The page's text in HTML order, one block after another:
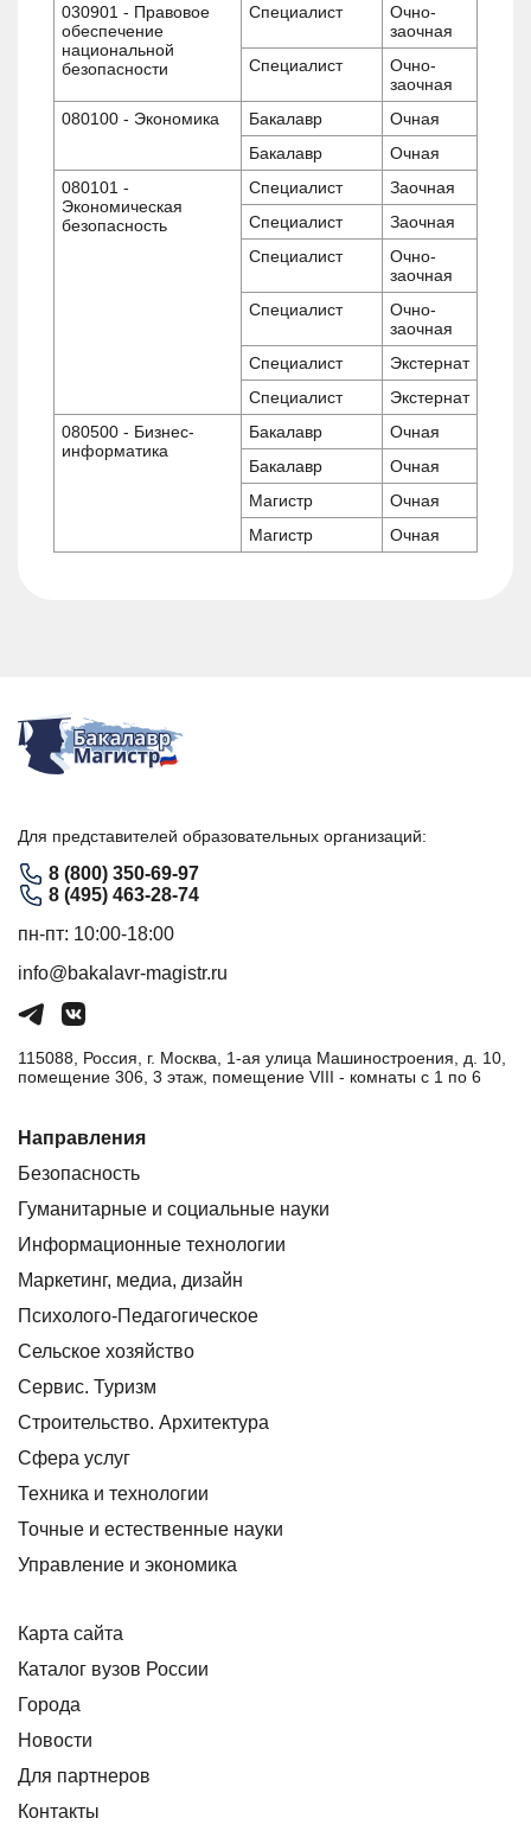
030901 - Правовое
обеспечение
национальной
безопасности
Специалист
Очно-
заочная
Специалист
Очно-
заочная
080100 - Экономика
Бакалавр
Очная
Бакалавр
Очная
080101 -
Экономическая
безопасность
Специалист
Заочная
Специалист
Заочная
Специалист
Очно-
заочная
Специалист
Очно-
заочная
Специалист
Экстернат
Специалист
Экстернат
080500 - Бизнес-
информатика
Бакалавр
Очная
Бакалавр
Очная
Магистр
Очная
Магистр
Очная
Для представителей образовательных организаций:
8 (800) 350-69-97
8 (495) 463-28-74
пн-пт: 10:00-18:00
info@bakalavr-magistr.ru
115088, Россия, г. Москва, 1-ая улица Машиностроения, д. 10,
помещение 306, 3 этаж, помещение VIII - комнаты с 1 по 6
Направления
Безопасность
Гуманитарные и социальные науки
Информационные технологии
Маркетинг, медиа, дизайн
Психолого-Педагогическое
Сельское хозяйство
Сервис. Туризм
Строительство. Архитектура
Сфера услуг
Техника и технологии
Точные и естественные науки
Управление и экономика
Карта сайта
Каталог вузов России
Города
Новости
Для партнеров
Контакты